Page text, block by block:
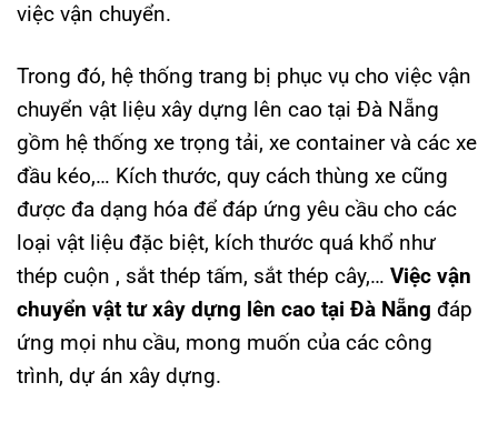
việc vận chuyển.
Trong đó, hệ thống trang bị phục vụ cho việc vận
chuyển vật liệu xây dựng lên cao tại Đà Nẵng
gồm hệ thống xe trọng tải, xe container và các xe
đầu kéo,… Kích thước, quy cách thùng xe cũng
được đa dạng hóa để đáp ứng yêu cầu cho các
loại vật liệu đặc biệt, kích thước quá khổ như
thép cuộn , sắt thép tấm, sắt thép cây,… Việc vận
chuyển vật tư xây dựng lên cao tại Đà Nẵng đáp
ứng mọi nhu cầu, mong muốn của các công
trình, dự án xây dựng.